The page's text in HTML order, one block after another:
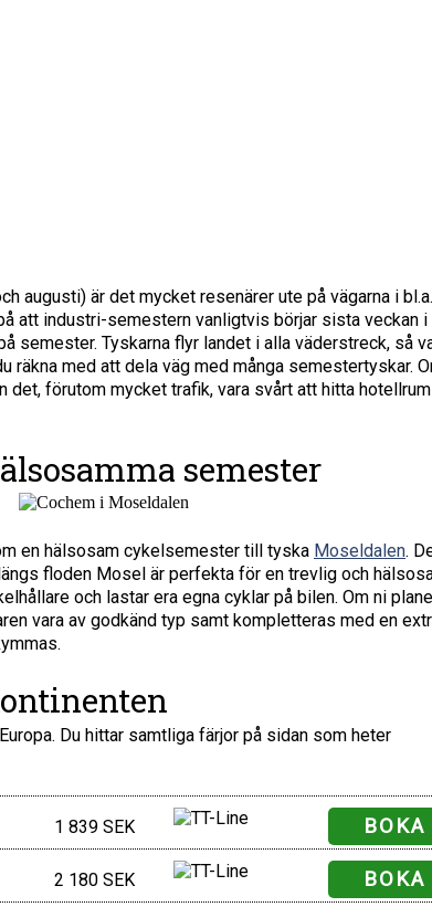
augusti) är det mycket resenärer ute på vägarna i bl.a.
att industri-semestern vanligtvis börjar sista veckan i
semester. Tyskarna flyr landet i alla väderstreck, så
räkna med att dela väg med många semestertyskar.
det, förutom mycket trafik, vara svårt att hitta
semester
en hälsosam cykelsemester till tyska Moseldalen.
floden Mosel är perfekta för en trevlig och
och lastar era egna cyklar på bilen. Om ni
vara av godkänd typ samt kompletteras med en
Du hittar samtliga färjor på sidan som heter
BOKA
1 839 SEK
BOKA
2 180 SEK